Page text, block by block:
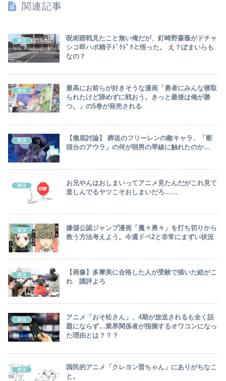
関連記事
嫌儲
呪術廻戦見たこと無い俺だが、釘崎野薔薇がドチャ
シコ即ハボ精子ﾄﾞｸﾄﾞｸと悟った。 え？ぽまいらも
なの？
嫌儲
最高にお前らが好きそうな漫画「勇者にみんな寝取
られたけど諦めずに戦おう。きっと最後は俺が勝
つ。」の5巻が発売される
嫌儲
【徹底討論】 葬送のフリーレンの敵キャラ、「断
頭台のアウラ」の何が弱男の琴線に触れたのか…
嫌儲
お兄やんはおしまいってアニメ見たんだがこれ見て
楽しんでるヤツこそおしまいだろ……
嫌儲
嫌儲公認ジャンプ漫画「魔々勇々」を打ち切りから
救う方法考えよう。今週ドベ2と非常にまずい状況
嫌儲
【画像】多摩美に合格した人が受験で描いた絵がこ
れ 講評よろ
嫌儲
アニメ「おそ松さん」、4期が放送されるも全く話
題にならず…業界関係者が指摘するオワコンになっ
た理由とは？？？
嫌儲
国民的アニメ「クレヨン晋ちゃん」にありがちなこ
と。